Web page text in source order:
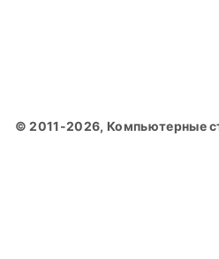
© 2011-2026, Компьютерные